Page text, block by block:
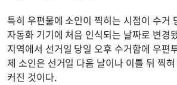
특히 우편물에 소인이 찍히는 시점이 수거
자동화 기기에 처음 인식되는 날짜로 변경
지역에서 선거일 당일 오후 수거함에 우편
제 소인은 선거일 다음 날이나 이틀 뒤 찍
커진 것이다.